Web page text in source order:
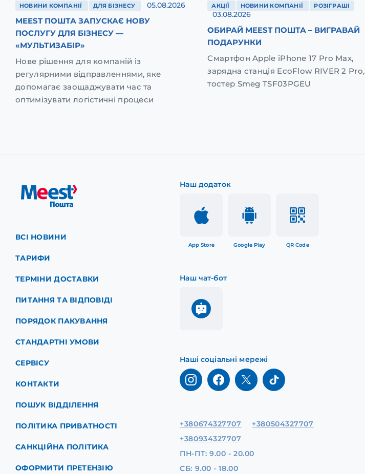
НОВИНИ КОМПАНІЇ ДЛЯ БІЗНЕСУ 05.08.2026
MEEST ПОШТА ЗАПУСКАЄ НОВУ
ПОСЛУГУ ДЛЯ БІЗНЕСУ —
«МУЛЬТИЗАБІР»
Нове рішення для компаній із
регулярними відправленнями, яке
допомагає заощаджувати час та
оптимізувати логістичні процеси
АКЦІЇ НОВИНИ КОМПАНІЇ РОЗІГРАШІ
03.08.2026
ОБИРАЙ MEEST ПОШТА – ВИГРАВАЙ
ПОДАРУНКИ
Смартфон Apple iPhone 17 Pro Max,
зарядна станція EcoFlow RIVER 2 Pro,
тостер Smeg TSF03PGEU
ВСІ НОВИНИ
ТАРИФИ
ТЕРМІНИ ДОСТАВКИ
ПИТАННЯ ТА ВІДПОВІДІ
ПОРЯДОК ПАКУВАННЯ
СТАНДАРТНІ УМОВИ
СЕРВІСУ
КОНТАКТИ
ПОШУК ВІДДІЛЕННЯ
ПОЛІТИКА ПРИВАТНОСТІ
САНКЦІЙНА ПОЛІТИКА
ОФОРМИТИ ПРЕТЕНЗІЮ
Наш додаток
App Store Google Play QR Code
Наш чат-бот
Наші соціальні мережі
+380674327707
+380504327707
+380934327707
ПН-ПТ: 9.00 - 20.00
СБ: 9.00 - 18.00